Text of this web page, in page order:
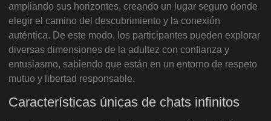
ampliando sus horizontes, creando un lugar seguro donde
elegir el camino del descubrimiento y la conexión
auténtica. De este modo, los participantes pueden explorar
diversas dimensiones de la adultez con confianza y
entusiasmo, sabiendo que están en un entorno de respeto
mutuo y libertad responsable.
Características únicas de chats infinitos